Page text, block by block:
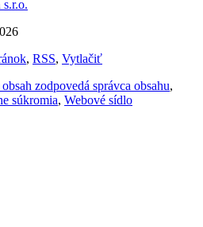
, RSS, Vytlačiť
obsah zodpovedá správca obsahu,
súkromia, Webové sídlo